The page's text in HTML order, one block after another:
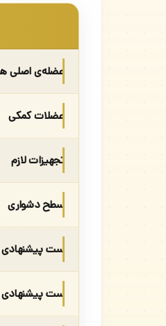
عضله‌ی اصلی
عضلات کمکی
تجهیزات لازم
سطح دشواری
ست
ست